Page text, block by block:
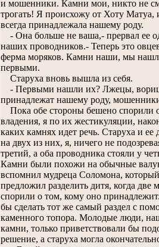
и мошенники. Камни мои, никто не
трогать! Я происхожу от Хоту Матуа,
всегда принадлежала нашему роду.
- Она больше не ваша,- прервал ее
наших проводников.- Теперь это
ферма моряков. Камни наши, мы
первыми.
Старуха вновь вышла из себя.
- Первыми нашли их? Лжецы,
принадлежат нашему роду,
Пока обе стороны бешено спорили
владения, я по их жестикуляции,
каких камнях идет речь. Старуха и ее
на двух из них, я, ничего не
третий, а оба проводника стояли у
Камни были похожи на обычные
вспомнил мудреца Соломона,
предложил разделить дитя, когда две
спорили о том, кому оно
бы сделать тот же самый раздел с
каменного топора. Молодые люди,
камни, только приветствовали бы
решение, а старуха могла